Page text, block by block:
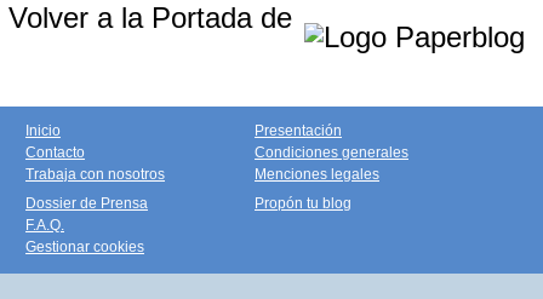
Volver a la Portada de
Inicio
Contacto
Trabaja con nosotros
Presentación
Condiciones generales
Menciones legales
Dossier de Prensa
F.A.Q.
Gestionar cookies
Propón tu blog